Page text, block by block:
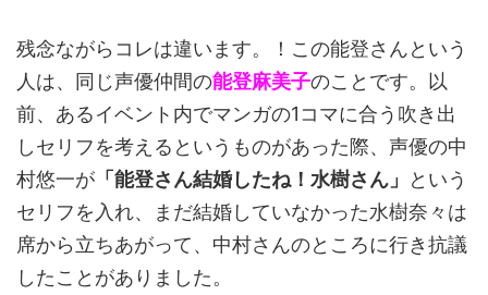
残念ながらコレは違います。！この能登さんという
人は、同じ声優仲間の能登麻美子のことです。以
前、あるイベント内でマンガの1コマに合う吹き出
しセリフを考えるというものがあった際、声優の中
村悠一が 「能登さん結婚したね！水樹さん」
という
セリフを入れ、まだ結婚していなかった水樹奈々は
席から立ちあがって、中村さんのところに行き抗議
したことがありました。